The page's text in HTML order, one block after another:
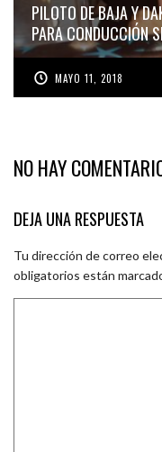
PILOTO DE BAJA Y
PARA CONDUCCIÓN
MAYO 11, 2018
NO HAY
DEJA UNA RESPUESTA
Tu dirección de correo
obligatorios están